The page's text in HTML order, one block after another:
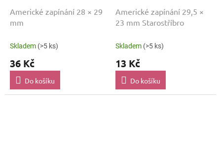
Americké zapínání 28 × 29
mm
Skladem (>5 ks)
36 Kč
Do košíku
Americké zapínání 29,5 ×
23 mm Starostříbro
Skladem (>5 ks)
13 Kč
Do košíku